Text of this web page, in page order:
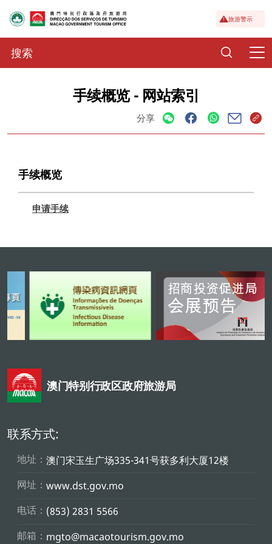
旅游警示
手续概览 - 网站索引
分享
手续概览
申请手续
澳门特别行政区政府旅游局
联系方式:
地址： 澳门宋玉生广场335-341号获多利大厦12楼
网址： www.dst.gov.mo
电话： (853) 2831 5566
邮箱： mgto@macaotourism.gov.mo